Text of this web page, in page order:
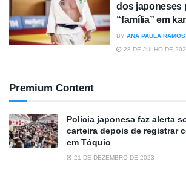
dos japoneses
“família” em
BY ANA PAULA RAMOS
28 DE JULHO DE
Premium Content
Polícia japonesa faz alerta
carteira depois de registrar
em Tóquio
21 DE DEZEMBRO DE 2023